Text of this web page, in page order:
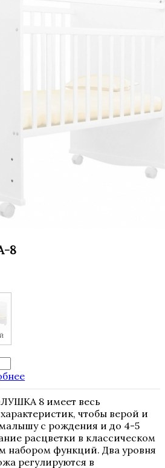
8
8 имеет весь
чтобы верой и
с рождения и до 4-5
расцветки в классическом
набором функций. Два уровня
регулируются в